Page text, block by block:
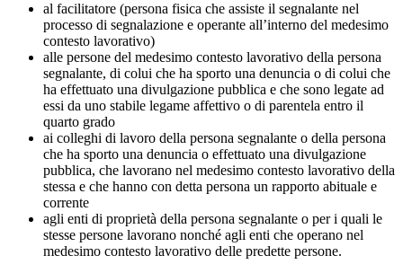
al facilitatore (persona fisica che assiste il segnalante nel
processo di segnalazione e operante all’interno del medesimo
contesto lavorativo)
alle persone del medesimo contesto lavorativo della persona
segnalante, di colui che ha sporto una denuncia o di colui che
ha effettuato una divulgazione pubblica e che sono legate ad
essi da uno stabile legame affettivo o di parentela entro il
quarto grado
ai colleghi di lavoro della persona segnalante o della persona
che ha sporto una denuncia o effettuato una divulgazione
pubblica, che lavorano nel medesimo contesto lavorativo della
stessa e che hanno con detta persona un rapporto abituale e
corrente
agli enti di proprietà della persona segnalante o per i quali le
stesse persone lavorano nonché agli enti che operano nel
medesimo contesto lavorativo delle predette persone.